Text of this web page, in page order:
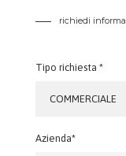
richiedi
Tipo richiesta *
COMMERCIALE
Azienda*